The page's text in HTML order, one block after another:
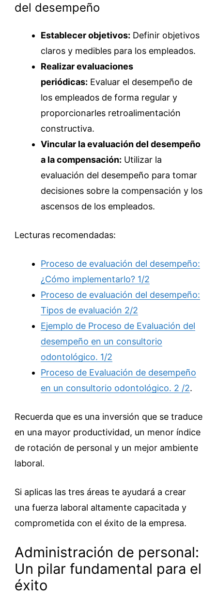
del desempeño
Establecer objetivos: Definir objetivos
claros y medibles para los empleados.
Realizar evaluaciones
periódicas: Evaluar el desempeño de
los empleados de forma regular y
proporcionarles retroalimentación
constructiva.
Vincular la evaluación del desempeño
a la compensación: Utilizar la
evaluación del desempeño para tomar
decisiones sobre la compensación y los
ascensos de los empleados.
Lecturas recomendadas:
Proceso de evaluación del desempeño:
¿Cómo implementarlo? 1/2
Proceso de evaluación del desempeño:
Tipos de evaluación 2/2
Ejemplo de Proceso de Evaluación del
desempeño en un consultorio
odontológico. 1/2
Proceso de Evaluación de desempeño
en un consultorio odontológico. 2 /2.
Recuerda que es una inversión que se traduce
en una mayor productividad, un menor índice
de rotación de personal y un mejor ambiente
laboral.
Si aplicas las tres áreas te ayudará a crear
una fuerza laboral altamente capacitada y
comprometida con el éxito de la empresa.
Administración de personal:
Un pilar fundamental para el
éxito